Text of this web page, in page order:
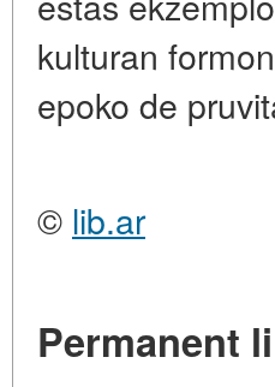
kulturan
epoko de
© lib.ar
Permanent